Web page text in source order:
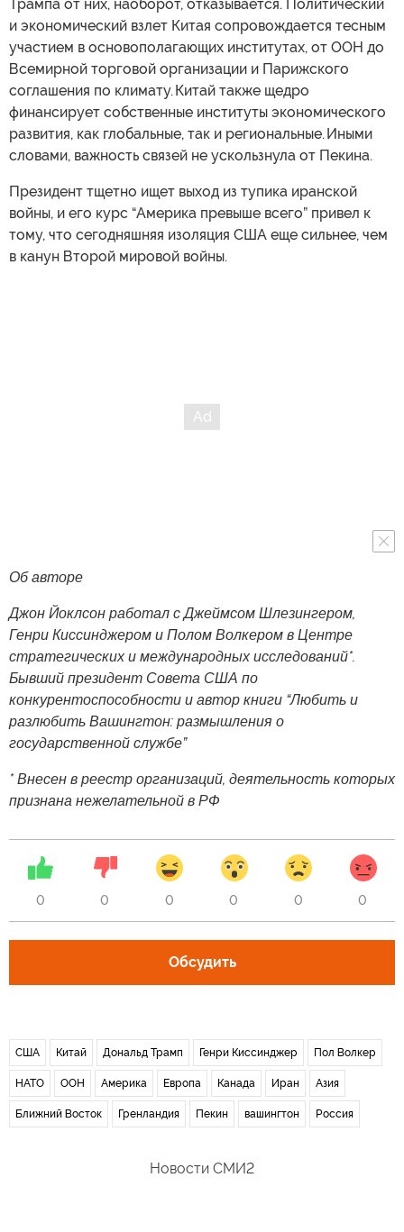
Трампа от них, наоборот, отказывается. Политический
и экономический взлет Китая сопровождается тесным
участием в основополагающих институтах, от ООН до
Всемирной торговой организации и Парижского
соглашения по климату. Китай также щедро
финансирует собственные институты экономического
развития, как глобальные, так и региональные. Иными
словами, важность связей не ускользнула от Пекина.
Президент тщетно ищет выход из тупика иранской
войны, и его курс “Америка превыше всего” привел к
тому, что сегодняшняя изоляция США еще сильнее, чем
в канун Второй мировой войны.
Об авторе
Джон Йоклсон работал с Джеймсом Шлезингером,
Генри Киссинджером и Полом Волкером в Центре
стратегических и международных исследований*.
Бывший президент Совета США по
конкурентоспособности и автор книги “Любить и
разлюбить Вашингтон: размышления о
государственной службе”
* Внесен в реестр организаций, деятельность которых
признана нежелательной в РФ
0 0 0 0 0 0
Обсудить
США Китай Дональд Трамп Генри Киссинджер Пол Волкер
НАТО ООН Америка Европа Канада Иран Азия
Ближний Восток Гренландия Пекин вашингтон Россия
Новости СМИ2